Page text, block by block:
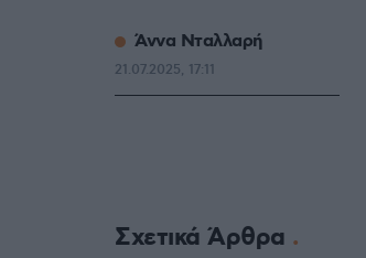
Άννα Νταλλαρή
21.07.2025, 17:11
Σχετικά Άρθρα